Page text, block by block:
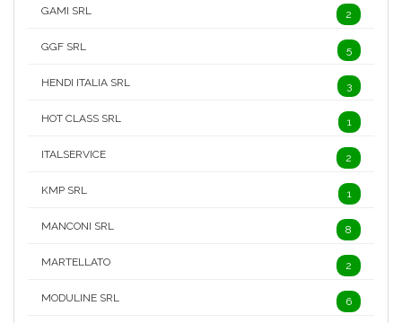
GAMI SRL 2
GGF SRL 5
HENDI ITALIA SRL 3
HOT CLASS SRL 1
ITALSERVICE 2
KMP SRL 1
MANCONI SRL 8
MARTELLATO 2
MODULINE SRL 6